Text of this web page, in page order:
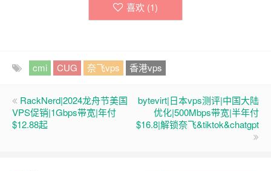
喜欢 (1)
cmi CUG 奈飞vps 香港vps
RackNerd|2024龙舟节美国
VPS促销|1Gbps带宽|年付
$12.88起
bytevirt|日本vps测评|中国大陆
优化|500Mbps带宽|半年付
$16.8|解锁奈飞&tiktok&chatgpt